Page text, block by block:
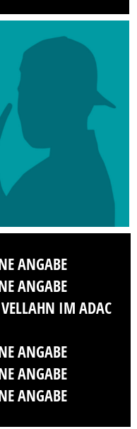
ANGABE
ANGABE
IM ADAC
ANGABE
ANGABE
ANGABE